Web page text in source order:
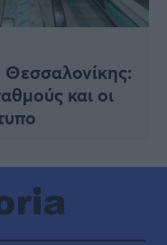
Θεσσαλονίκης:
και οι